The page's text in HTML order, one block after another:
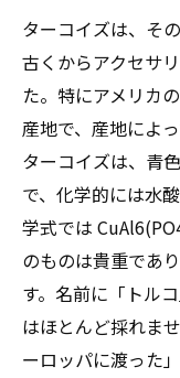
いく売却を実現
実際に高価
イスまとめ
ターコイズ
要なのか？
ターコイズを
すすめの買取
ターコイズは、そ
古くからアクセサ
た。特にアメリカ
産地で、産地によ
ターコイズは、青
で、化学的には水
学式では
のものは貴重であ
す。名前に「トル
はほとんど採れま
ーロッパに渡った